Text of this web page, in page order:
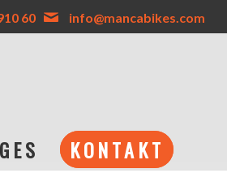
60 info@mancabikes.com
KONTAKT